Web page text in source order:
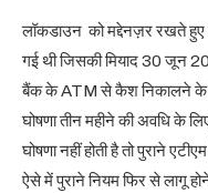
लॉकडाउन को मद्देनज़र रखते हुए
गई थी जिसकी मियाद 30 जून
बैंक के ATM से कैश निकालने के
घोषणा तीन महीने की अवधि के
घोषणा नहीं होती है तो पुराने
ऐसे में पुराने नियम फिर से लागू